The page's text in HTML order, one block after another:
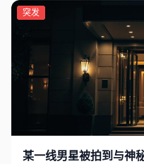
独家
突发
某一线男星被拍到与神